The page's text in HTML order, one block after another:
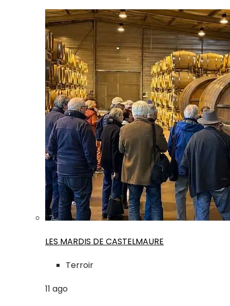
LES MARDIS DE CASTELMAURE
Terroir
11 ago